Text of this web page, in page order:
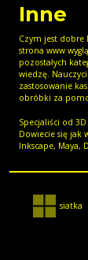
Inne
Czym jest dobre
strona www
pozostałych
wiedzę.
zastosowanie
obróbki za
Specjaliści od
Dowiecie się jak
Inkscape, Maya,
siatka